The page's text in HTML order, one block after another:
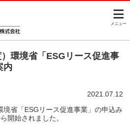
メニュー
環境省「ESGリース促進事
内
2021.07.12
省「ESGリース促進事業」の申込み
開始されました。